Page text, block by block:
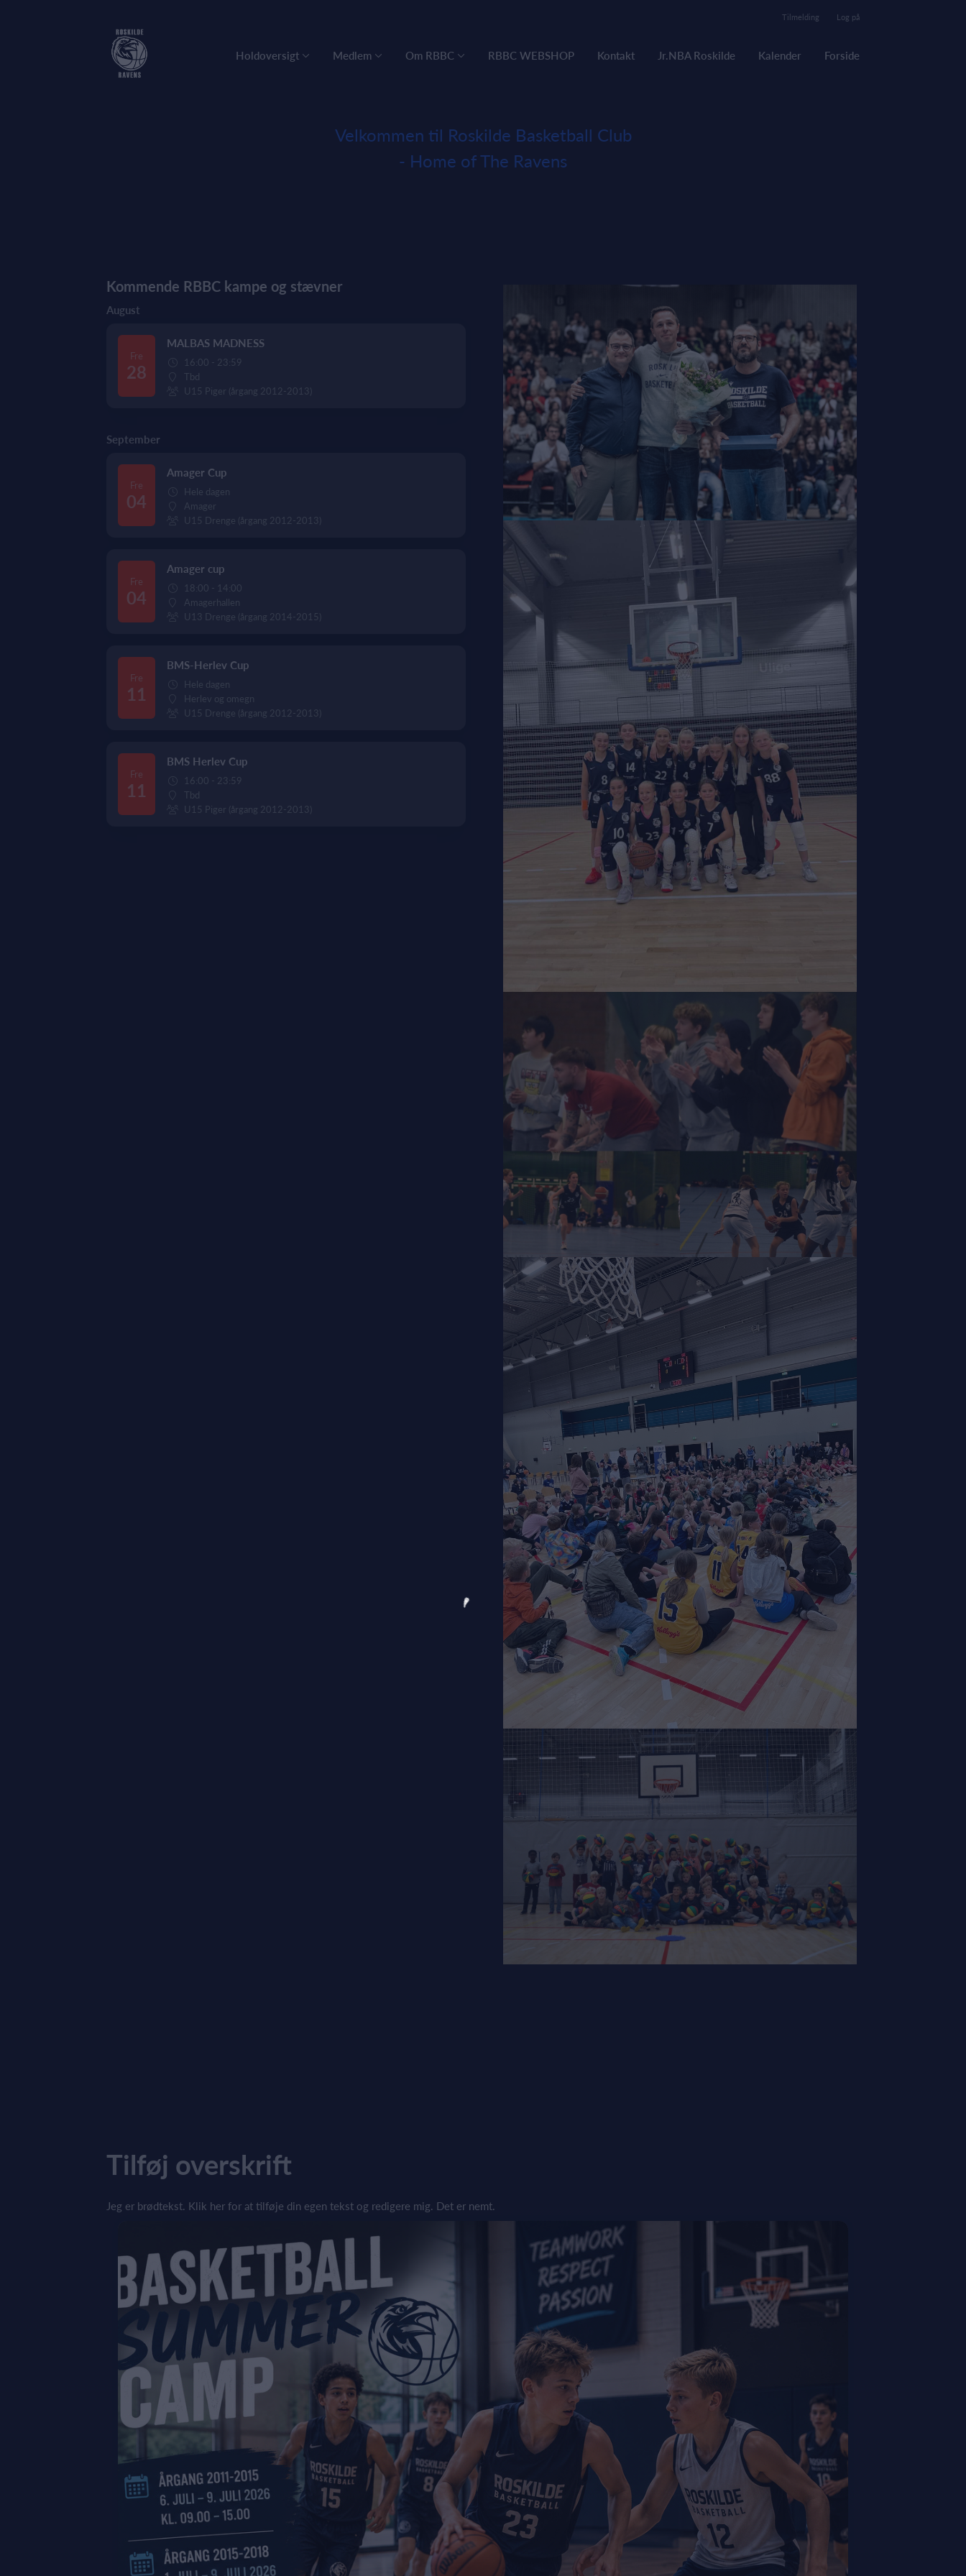
Tilmelding Log på
Holdoversigt Medlem Om RBBC RBBC WEBSHOP Kontakt Jr.NBA Roskilde Kalender Forside
Velkommen til Roskilde Basketball Club
- Home of The Ravens
Kommende RBBC kampe og stævner
August
Fre
28
MALBAS MADNESS
16:00 - 23:59
Tbd
U15 Piger (årgang 2012-2013)
September
Fre
04
Amager Cup
Hele dagen
Amager
U15 Drenge (årgang 2012-2013)
Fre
04
Amager cup
18:00 - 14:00
Amagerhallen
U13 Drenge (årgang 2014-2015)
Fre
11
BMS-Herlev Cup
Hele dagen
Herlev og omegn
U15 Drenge (årgang 2012-2013)
Fre
11
BMS Herlev Cup
16:00 - 23:59
Tbd
U15 Piger (årgang 2012-2013)
Tilføj overskrift
Jeg er brødtekst. Klik her for at tilføje din egen tekst og redigere mig. Det er nemt.